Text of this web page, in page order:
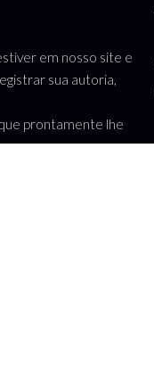
em nosso site e
sua autoria,
prontamente lhe